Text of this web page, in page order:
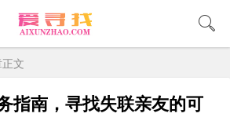
文
指南，寻找失联亲友的可